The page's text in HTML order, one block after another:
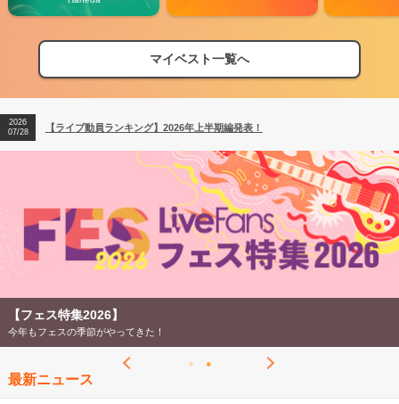
マイベスト一覧へ
【ライブ動員ランキング】2026年上半期編発表！
【フェス特集2026】フェス情報はここから！
2026
07/28
【ライブ動員ランキング】2026年上半期編発表！
【フェス特集2026】
今年もフェスの季節がやってきた！
最新ニュース